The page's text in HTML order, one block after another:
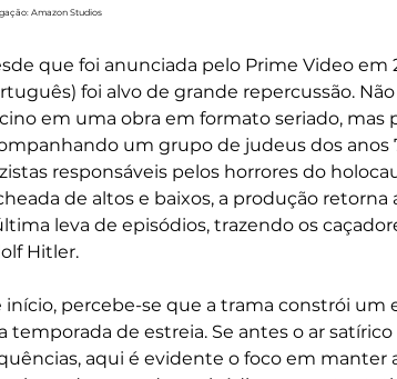
Amazon Studios
que foi anunciada pelo Prime Video em
foi alvo de grande repercussão.
em uma obra em formato seriado,
um grupo de judeus dos anos
responsáveis pelos horrores do
de altos e baixos, a produção
leva de episódios, trazendo os
Hitler.
início, percebe-se que a trama constrói
temporada de estreia. Se antes o ar
aqui é evidente o foco em manter